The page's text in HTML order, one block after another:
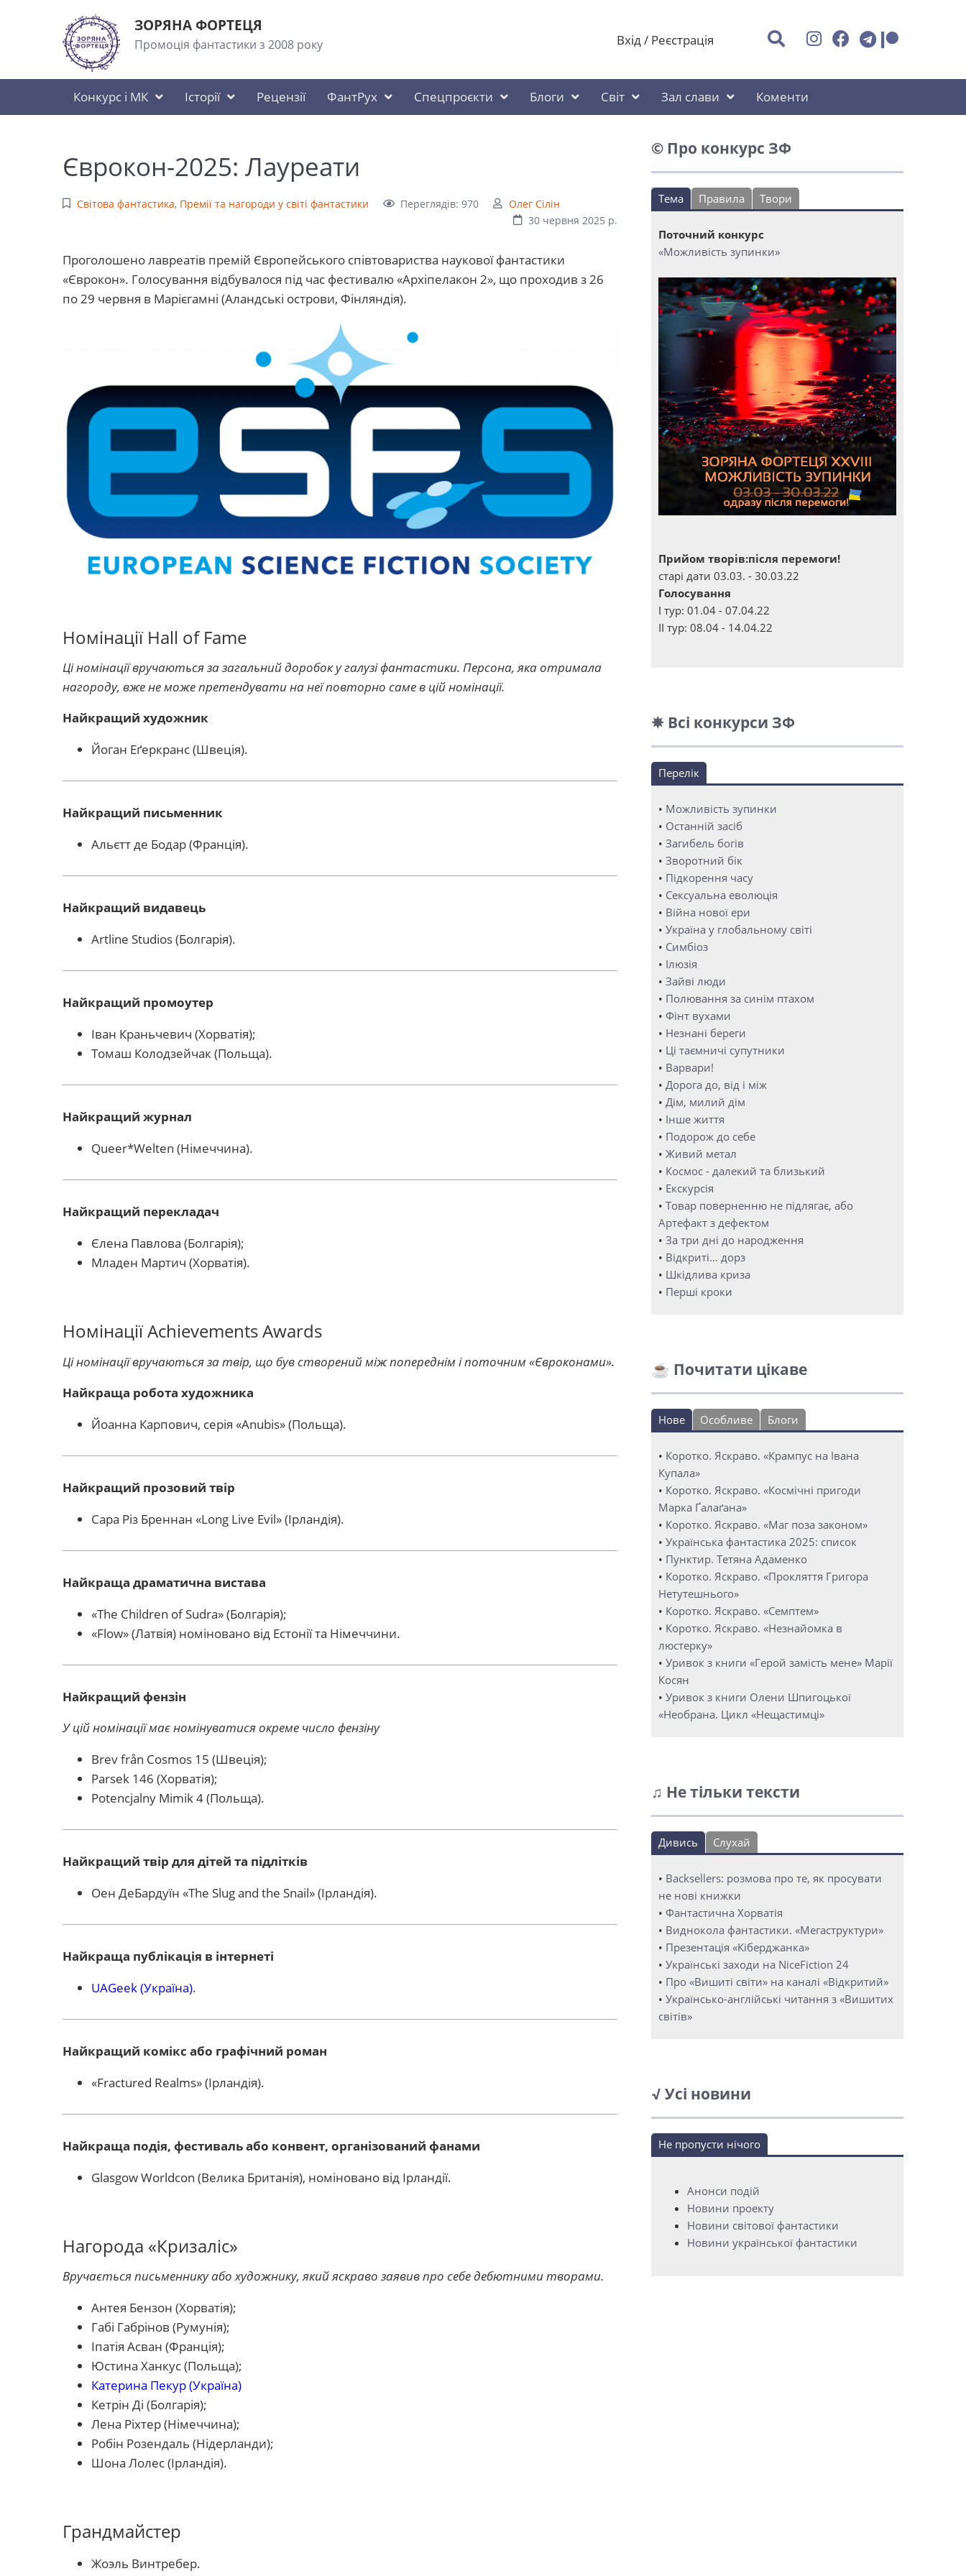
ЗОРЯНА ФОРТЕЦЯ
Промоція фантастики з 2008 року Вхід / Реєстрація
Конкурс і МК Історії Рецензії ФантРух Спецпроєкти Блоги Світ Зал слави Коменти
Єврокон-2025: Лауреати
Світова фантастика, Премії та нагороди у світі фантастики Переглядів: 970
Олег Сілін
30 червня 2025 р.
Проголошено лавреатів премій Європейського співтовариства наукової фантастики
«Єврокон». Голосування відбувалося під час фестивалю «Архіпелакон 2», що проходив з 26
по 29 червня в Марієгамні (Аландські острови, Фінляндія).
Номінації Hall of Fame
Ці номінації вручаються за загальний доробок у галузі фантастики. Персона, яка отримала
нагороду, вже не може претендувати на неї повторно саме в цій номінації.
Найкращий художник
Йоган Еґеркранс (Швеція).
Найкращий письменник
Альєтт де Бодар (Франція).
Найкращий видавець
Artline Studios (Болгарія).
Найкращий промоутер
Іван Краньчевич (Хорватія);
Томаш Колодзейчак (Польща).
Найкращий журнал
Queer*Welten (Німеччина).
Найкращий перекладач
Єлена Павлова (Болгарія);
Младен Мартич (Хорватія).
Номінації Achievements Awards
Ці номінації вручаються за твір, що був створений між попереднім і поточним «Євроконами».
Найкраща робота художника
Йоанна Карпович, серія «Anubis» (Польща).
Найкращий прозовий твір
Сара Різ Бреннан «Long Live Evil» (Ірландія).
Найкраща драматична вистава
«The Children of Sudra» (Болгарія);
«Flow» (Латвія) номіновано від Естонії та Німеччини.
Найкращий фензін
У цій номінації має номінуватися окреме число фензіну
Brev från Cosmos 15 (Швеція);
Parsek 146 (Хорватія);
Potencjalny Mimik 4 (Польща).
Найкращий твір для дітей та підлітків
Оен ДеБардуїн «The Slug and the Snail» (Ірландія).
Найкраща публікація в інтернеті
UAGeek (Україна).
Найкращий комікс або графічний роман
«Fractured Realms» (Ірландія).
Найкраща подія, фестиваль або конвент, організований фанами
Glasgow Worldcon (Велика Британія), номіновано від Ірландії.
Нагорода «Кризаліс»
Вручається письменнику або художнику, який яскраво заявив про себе дебютними творами.
Антея Бензон (Хорватія);
Габі Габрінов (Румунія);
Іпатія Асван (Франція);
Юстина Ханкус (Польща);
Катерина Пекур (Україна)
Кетрін Ді (Болгарія);
Лена Ріхтер (Німеччина);
Робін Розендаль (Нідерланди);
Шона Лолес (Ірландія).
Грандмайстер
Жоэль Винтребер.
© Про конкурс ЗФ
Тема Правила Твори
Поточний конкурс
«Можливість зупинки»
Прийом творів:після перемоги!
старі дати 03.03. - 30.03.22
Голосування
І тур: 01.04 - 07.04.22
ІІ тур: 08.04 - 14.04.22
✵ Всі конкурси ЗФ
Перелік
• Можливість зупинки
• Останній засіб
• Загибель богів
• Зворотний бік
• Підкорення часу
• Сексуальна еволюція
• Війна нової ери
• Україна у глобальному світі
• Симбіоз
• Ілюзія
• Зайві люди
• Полювання за синім птахом
• Фінт вухами
• Незнані береги
• Ці таємничі супутники
• Варвари!
• Дорога до, від і між
• Дім, милий дім
• Інше життя
• Подорож до себе
• Живий метал
• Космос - далекий та близький
• Екскурсія
• Товар поверненню не підлягає, або
Артефакт з дефектом
• За три дні до народження
• Відкриті… дорз
• Шкідлива криза
• Перші кроки
☕ Почитати цікаве
Нове Особливе Блоги
• Коротко. Яскраво. «Крампус на Івана
Купала»
• Коротко. Яскраво. «Космічні пригоди
Марка Ґалаґана»
• Коротко. Яскраво. «Маг поза законом»
• Українська фантастика 2025: список
• Пунктир. Тетяна Адаменко
• Коротко. Яскраво. «Прокляття Григора
Нетутешнього»
• Коротко. Яскраво. «Семптем»
• Коротко. Яскраво. «Незнайомка в
люстерку»
• Уривок з книги «Герой замість мене» Марії
Косян
• Уривок з книги Олени Шпигоцької
«Необрана. Цикл «Нещастимці»
♫ Не тільки тексти
Дивись Слухай
• Backsellers: розмова про те, як просувати
не нові книжки
• Фантастична Хорватія
• Виднокола фантастики. «Мегаструктури»
• Презентація «Кіберджанка»
• Українські заходи на NiceFiction 24
• Про «Вишиті світи» на каналі «Відкритий»
• Українсько-англійські читання з «Вишитих
світів»
√ Усі новини
Не пропусти нічого
Анонси подій
Новини проекту
Новини світової фантастики
Новини української фантастики